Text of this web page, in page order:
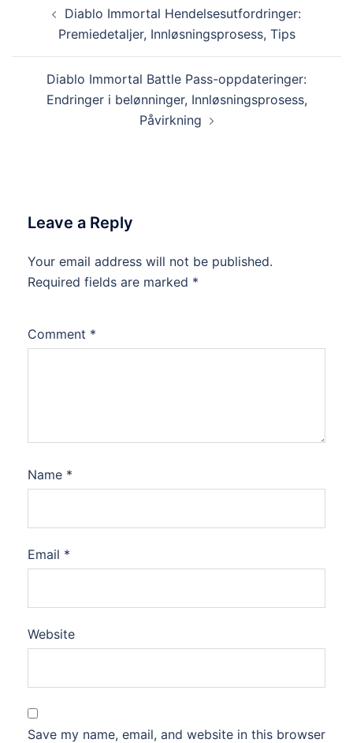
navigationDiablo Immortal Hendelsesutfordringer:
Premiedetaljer, Innløsningsprosess, Tips
Diablo Immortal Battle Pass-oppdateringer:
Endringer i belønninger, Innløsningsprosess,
Påvirkning
Leave a Reply
Your email address will not be published.
Required fields are marked *
Comment *
Name *
Email *
Website
Save my name, email, and website in this browser